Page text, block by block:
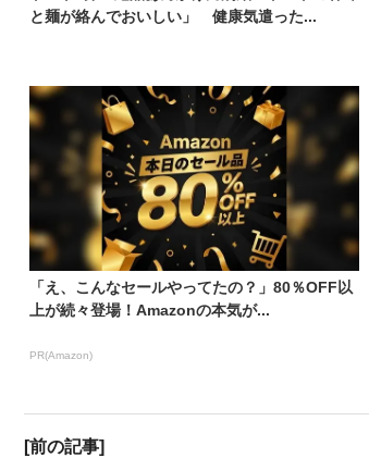
と麺が絡んでおいしい」 健康気遣った...
「え、こんなセールやってたの？」80％OFF以
上が続々登場！Amazonの本気が...
PR(Amazon)
[前の記事]